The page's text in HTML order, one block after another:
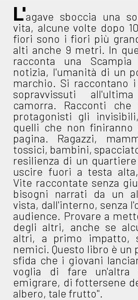
L'agave sboccia una
vita, alcune volte dopo
fiori sono i fiori più
alti anche 9 metri. In
racconta una
notizia, l'umanità di un
marchio. Si raccontano i
sopravvissuti
camorra. Racconti che
protagonisti gli
quelli che non
pagina. Ragazzi,
tossici, bambini,
resilienza di un
uscire fuori a testa
Vite raccontate senza
bisogni narrati da un
vista, dall'interno, senza
audience. Provare a
degli altri, anche se
altri, a primo impatto,
nemici. Questo libro è un
sfida che i giovani
voglia di fare
emigrare, di fottersene
albero, tale frutto".